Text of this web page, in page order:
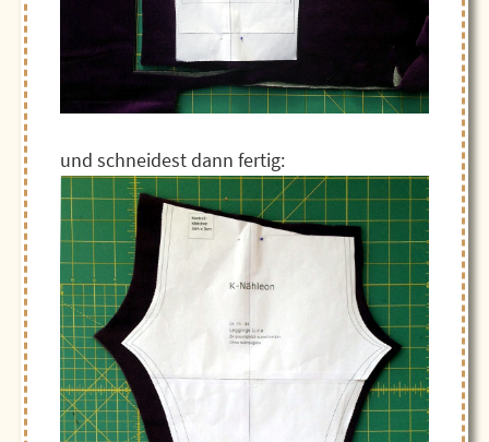
und schneidest dann fertig: